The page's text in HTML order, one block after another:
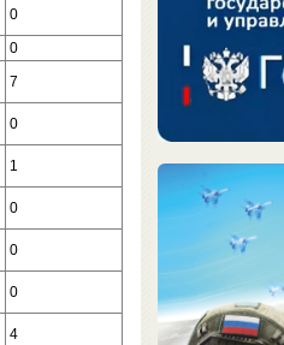
0
0
7
0
1
0
0
0
4